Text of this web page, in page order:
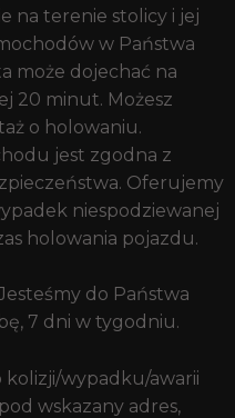
na terenie stolicy i jej
w Państwa
może dojechać na
20 minut. Możesz
o holowaniu.
jest zgodna z
Oferujemy
niespodziewanej
holowania pojazdu.
do Państwa
7 dni w tygodniu.
wypadku/awarii
wskazany adres,